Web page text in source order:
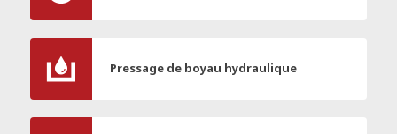
Pressage de boyau hydraulique